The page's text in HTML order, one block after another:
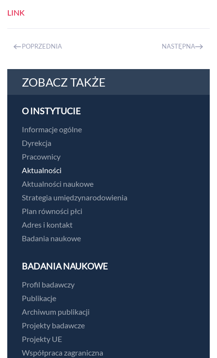
LINK
POPRZEDNIA NASTĘPNA
ZOBACZ TAKŻE
O INSTYTUCIE
Informacje ogólne
Dyrekcja
Pracownicy
Aktualności
Aktualności naukowe
Strategia umiędzynarodowienia
Plan równości płci
Adres i kontakt
Badania naukowe
BADANIA NAUKOWE
Profil badawczy
Publikacje
Archiwum publikacji
Projekty badawcze
Projekty UE
Współpraca zagraniczna